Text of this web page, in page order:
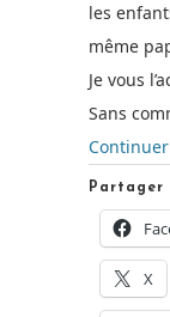
les
même
Je vous
Sans
Partager
X